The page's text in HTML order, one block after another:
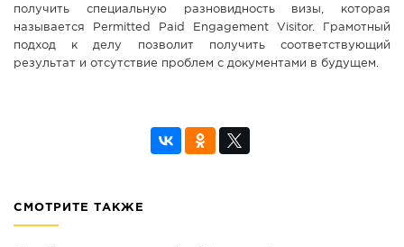
получить специальную разновидность визы, которая
называется Permitted Paid Engagement Visitor. Грамотный
подход к делу позволит получить соответствующий
результат и отсутствие проблем с документами в будущем.
СМОТРИТЕ ТАКЖЕ